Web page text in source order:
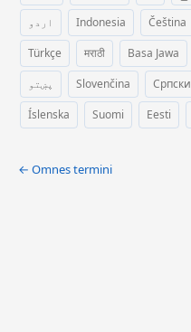
اردو
Indonesia Čeština
Türkçe
मराठी Basa Jawa
پښتو
Slovenčina Српски
Íslenska
Suomi Eesti
← Omnes termini